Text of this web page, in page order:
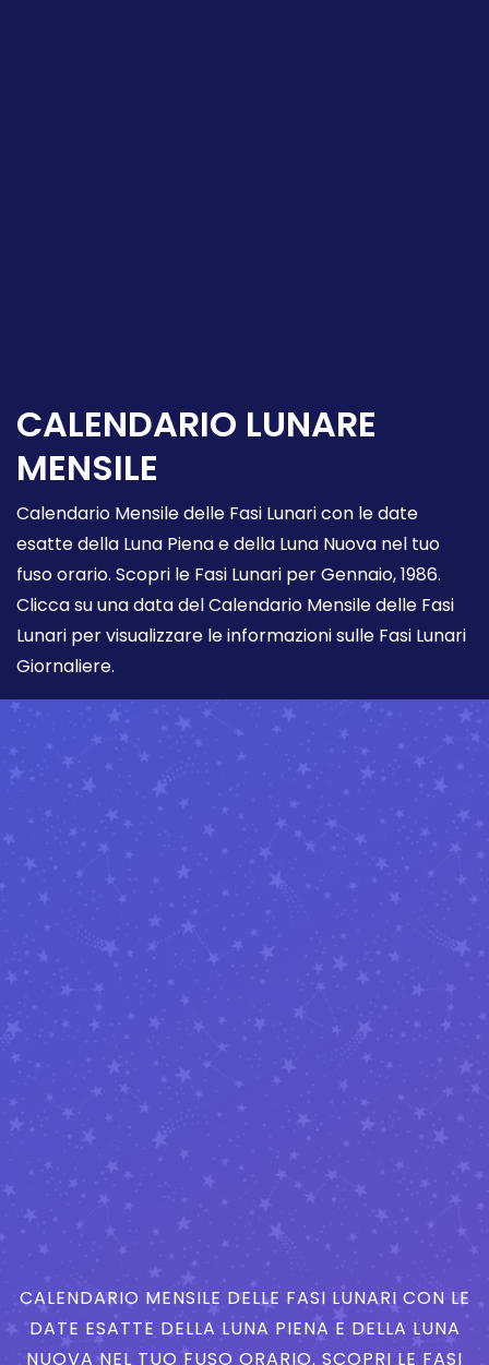
CALENDARIO LUNARE
MENSILE
Calendario Mensile delle Fasi Lunari con le date
esatte della Luna Piena e della Luna Nuova nel tuo
fuso orario. Scopri le Fasi Lunari per Gennaio, 1986.
Clicca su una data del Calendario Mensile delle Fasi
Lunari per visualizzare le informazioni sulle Fasi Lunari
Giornaliere.
CALENDARIO MENSILE DELLE FASI LUNARI CON LE
DATE ESATTE DELLA LUNA PIENA E DELLA LUNA
NUOVA NEL TUO FUSO ORARIO. SCOPRI LE FASI